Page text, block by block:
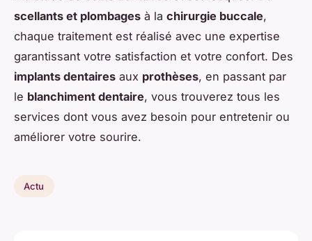
scellants et plombages à la chirurgie buccale,
chaque traitement est réalisé avec une expertise
garantissant votre satisfaction et votre confort. Des
implants dentaires aux prothèses, en passant par
le blanchiment dentaire, vous trouverez tous les
services dont vous avez besoin pour entretenir ou
améliorer votre sourire.
Actu